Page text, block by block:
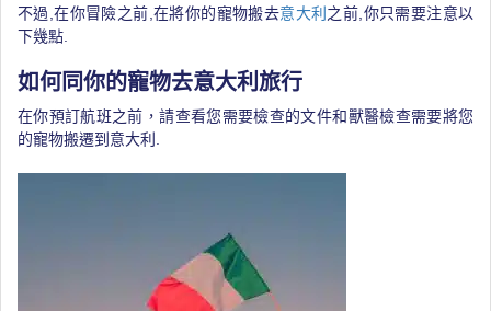
不過,在你冒險之前,在將你的寵物搬去意大利 之前,你只需要注意以
下幾點.
如何同你的寵物去意大利旅行
在你預訂航班之前，請查看您需要檢查的文件和獸醫檢查需要將您
的寵物搬遷到意大利.